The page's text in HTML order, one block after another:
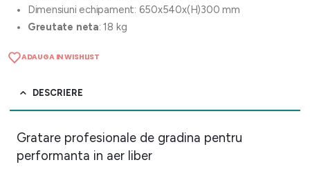
Dimensiuni echipament: 650x540x(H)300 mm
Greutate neta: 18 kg
ADAUGA IN WISHLIST
DESCRIERE
Gratare profesionale de gradina pentru
performanta in aer liber